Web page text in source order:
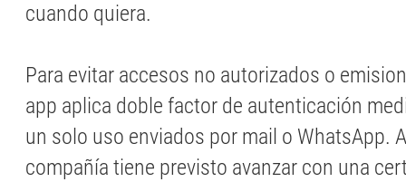
cuando quiera.
Para evitar accesos no autorizados o
app aplica doble factor de autenticación
un solo uso enviados por mail o WhatsApp.
compañía tiene previsto avanzar con una